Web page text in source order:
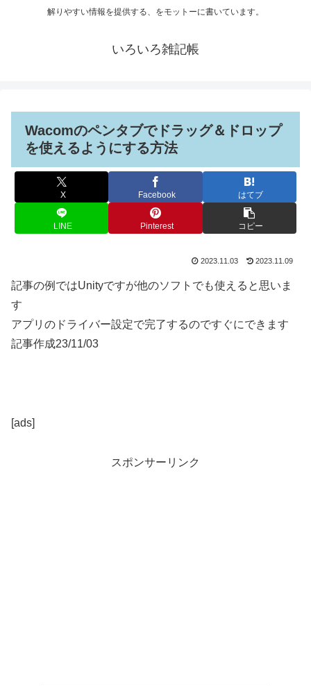
解りやすい情報を提供する、をモットーに書いています。
いろいろ雑記帳
Wacomのペンタブでドラッグ＆ドロップ
を使えるようにする方法
X Facebook はてブ
LINE Pinterest コピー
2023.11.03 2023.11.09
記事の例ではUnityですが他のソフトでも使えると思いま
す
アプリのドライバー設定で完了するのですぐにできます
記事作成23/11/03
[ads]
スポンサーリンク